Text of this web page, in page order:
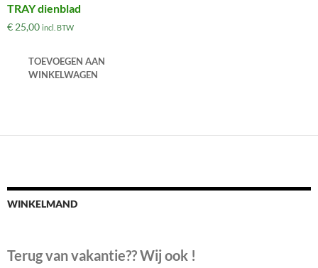
TRAY dienblad
€ 25,00 incl. BTW
TOEVOEGEN AAN
WINKELWAGEN
WINKELMAND
Terug van vakantie?? Wij ook !